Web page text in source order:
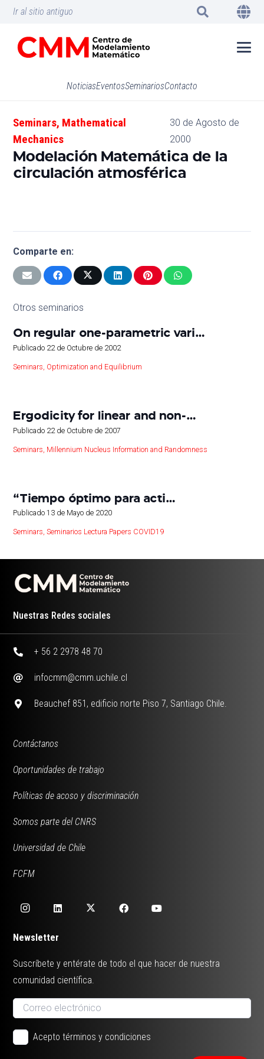
Ir al sitio antiguo
NoticiasEventosSeminariosContacto
Seminars, Mathematical
Mechanics
30 de Agosto de
2000
Modelación Matemática de la
circulación atmosférica
Comparte en:
Otros seminarios
On regular one-parametric vari…
Publicado 22 de Octubre de 2002
Seminars Optimization and Equilibrium
Ergodicity for linear and non-…
Publicado 22 de Octubre de 2007
Seminars Millennium Nucleus Information and Randomness
“Tiempo óptimo para acti…
Publicado13 de Mayo de 2020
Seminars,Seminarios Lectura Papers COVID19
Nuestras Redes sociales
+ 56 2 2978 48 70
infocmm@cmm.uchile.cl
Beauchef 851, edificio norte Piso 7, Santiago Chile.
Contáctanos
Oportunidades de trabajo
Políticas de acoso y discriminación
Somos parte del CNRS
Universidad de Chile
FCFM
Newsletter
Suscríbete y entérate de todo el que hacer de nuestra
comunidad científica.
Acepto términos y condiciones